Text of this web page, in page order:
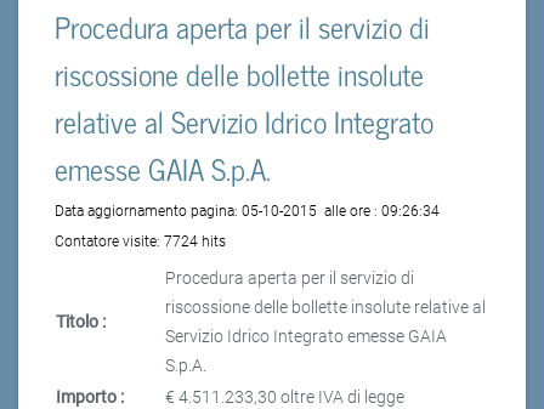
Procedura aperta per il servizio di
riscossione delle bollette insolute
relative al Servizio Idrico Integrato
emesse GAIA S.p.A.
Data aggiornamento pagina: 05-10-2015 alle ore : 09:26:34
Contatore visite: 7724 hits
Titolo :
Procedura aperta per il servizio di
riscossione delle bollette insolute relative al
Servizio Idrico Integrato emesse GAIA
S.p.A.
Importo :
€ 4.511.233,30 oltre IVA di legge